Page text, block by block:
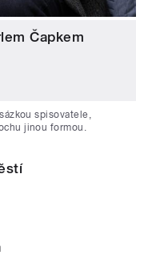
Čapkem
spisovatele,
jinou formou.